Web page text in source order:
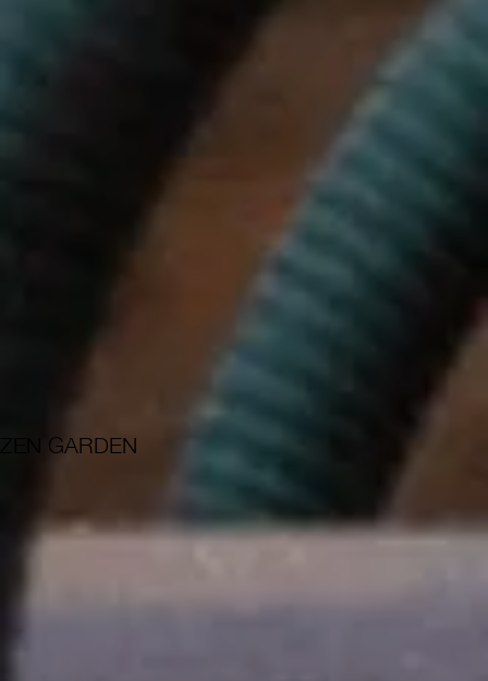
ZEN GARDEN